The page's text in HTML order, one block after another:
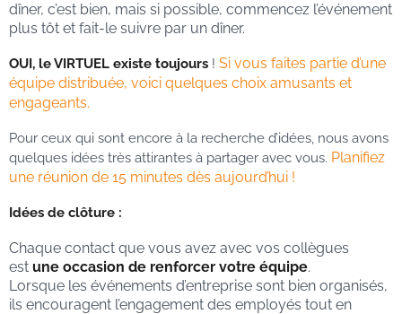
dîner, c’est bien, mais si possible, commencez l’événement
plus tôt et fait-le suivre par un dîner.
OUI, le VIRTUEL existe toujours ! Si vous faites partie d’une
équipe distribuée, voici quelques choix amusants et
engageants.
Pour ceux qui sont encore à la recherche d’idées, nous avons
quelques idées très attirantes à partager avec vous. Planifiez
une réunion de 15 minutes dès aujourd’hui !
Idées de clôture :
Chaque contact que vous avez avec vos collègues
est une occasion de renforcer votre équipe.
Lorsque les événements d’entreprise sont bien organisés,
ils encouragent l’engagement des employés tout en